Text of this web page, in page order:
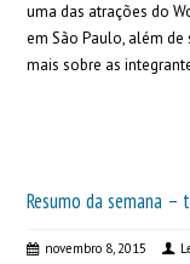
uma das atrações do
em São Paulo, além
mais sobre as
Resumo da semana
novembro 8, 2015